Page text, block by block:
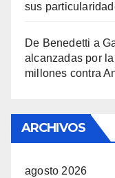
sus
De Benedetti a
alcanzadas por
millones contra
ARCHIVOS
agosto 2026